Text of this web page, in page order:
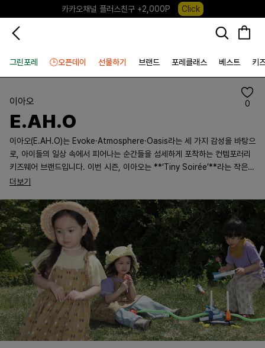
카카오채널 플러스친구 +2,000P
Click
그린포레
🕒오픈데이 선물하기 브랜드 포레클래스 베스트 키
0
이아오
E.AH.O
이아오(E.AH.O)는 Evoke·Atmosphere·Oasis라는 세 가지 감성을 바탕으
로, 아이들의 일상 속에서 피어나는 순간들을 섬세하게 포착하는 컨템포러리
키즈웨어 브랜드입니다. 이번 시즌, 이아오는 **‘Tiny Soirée’**라는 작은
연말 파티에서 영감을 얻었습니다. 어른들의 축제에서 느껴지는 설렘과 반짝
하는지를 옷에 담고자 했습니다. 조금은 장난스럽고, 때로는 우아한 실루엣,
그리고 특별한 날을 위한 디테일들은 아이가 스스로의 세계를 표현하고 즐길
수 있도록 만들어졌습니다. 사용된 소재는 부드럽고 안전한 원단을 엄선해, 편
안한 착용감과 높은 퀄리티를 모두 지향합니다. 각각의 아이가 가진 여러 빛깔
의 감정을 포근하게 감싸는 작은 오아시스 같은 옷이 되기를 바랐습니다. 이아
오와 함께 아이의 하루가 더 창의롭고 즐거운 기억으로 남기를 바랍니다.
더보기